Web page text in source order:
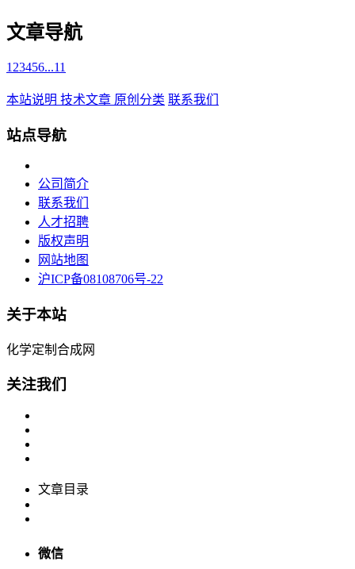
文章导航
1 23456...11
本站说明 技术文章 原创分类 联系我们
站点导航
公司简介
联系我们
人才招聘
版权声明
网站地图
沪ICP备08108706号-22
关于本站
化学定制合成网
关注我们
文章目录
微信